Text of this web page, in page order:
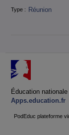
Type : Réunion
Éducation nationale
Apps.education.fr
PodEduc plateforme